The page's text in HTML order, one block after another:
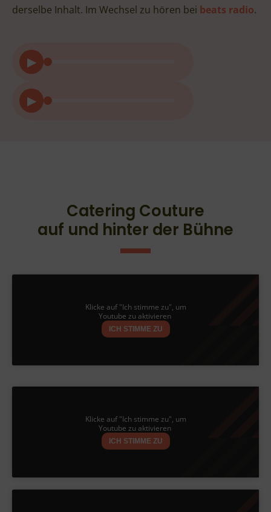
derselbe Inhalt. Im Wechsel zu hören bei beats radio.
▶
▶
Catering Couture
auf und hinter der Bühne
Klicke auf "Ich stimme zu", um
Youtube zu aktivieren
ICH STIMME ZU
Klicke auf "Ich stimme zu", um
Youtube zu aktivieren
ICH STIMME ZU